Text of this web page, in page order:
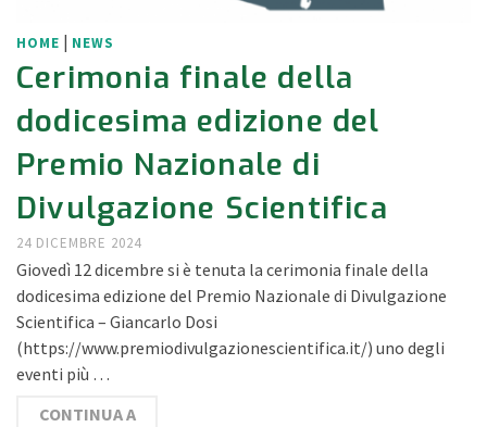
HOME | NEWS
Cerimonia finale della
dodicesima edizione del
Premio Nazionale di
Divulgazione Scientifica
24 DICEMBRE 2024
Giovedì 12 dicembre si è tenuta la cerimonia finale della
dodicesima edizione del Premio Nazionale di Divulgazione
Scientifica – Giancarlo Dosi
(https://www.premiodivulgazionescientifica.it/) uno degli
eventi più …
CONTINUA A